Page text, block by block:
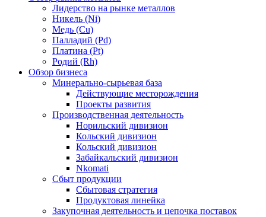
Лидерство на рынке металлов
Никель (Ni)
Медь (Cu)
Палладий (Pd)
Платина (Pt)
Родий (Rh)
Обзор бизнеса
Минерально-сырьевая база
Действующие месторождения
Проекты развития
Производственная деятельность
Норильский дивизион
Кольский дивизион
Кольский дивизион
Забайкальский дивизион
Nkomati
Сбыт продукции
Сбытовая стратегия
Продуктовая линейка
Закупочная деятельность и цепочка поставок